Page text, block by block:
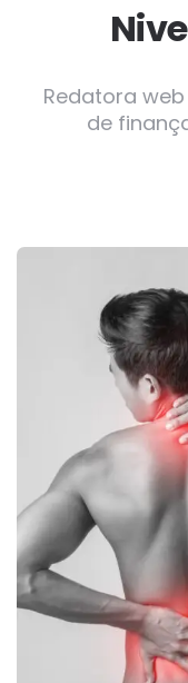
Redatora
de